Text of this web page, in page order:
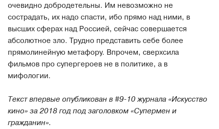
очевидно добродетельны. Им невозможно не
сострадать, их надо спасти, ибо прямо над ними, в
высших сферах над Россией, сейчас совершается
абсолютное зло. Трудно представить себе более
прямолинейную метафору. Впрочем, сверхсила
фильмов про супергероев не в политике, а в
мифологии.
Текст впервые опубликован в #9-10 журнала «Искусство
кино» за 2018 год под заголовком «Супермен и
гражданин».